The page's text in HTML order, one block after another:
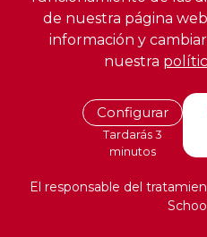
de nuestra página
información y
nuestra
Configurar
Tardarás 3
minutos
El responsable del